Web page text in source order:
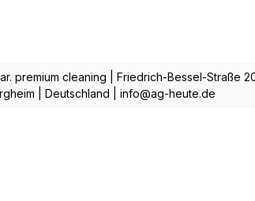
premium cleaning | Friedrich-Bessel-Straße
| Deutschland | info@ag-heute.de